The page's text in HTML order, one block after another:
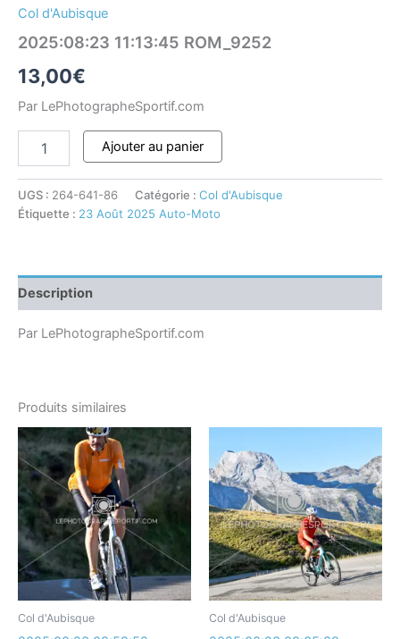
Col d'Aubisque
2025:08:23 11:13:45 ROM_9252
13,00€
Par LePhotographeSportif.com
Ajouter au panier
UGS : 264-641-86 Catégorie : Col d'Aubisque
Étiquette : 23 Août 2025 Auto-Moto
Description
Par LePhotographeSportif.com
Produits similaires
Col d'Aubisque Col d'Aubisque